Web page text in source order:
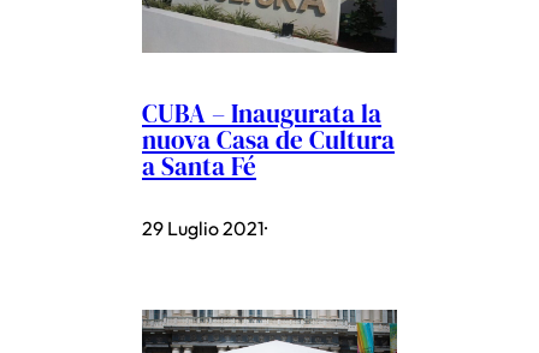
CUBA – Inaugurata la
nuova Casa de Cultura
a Santa Fé
29 Luglio 2021·